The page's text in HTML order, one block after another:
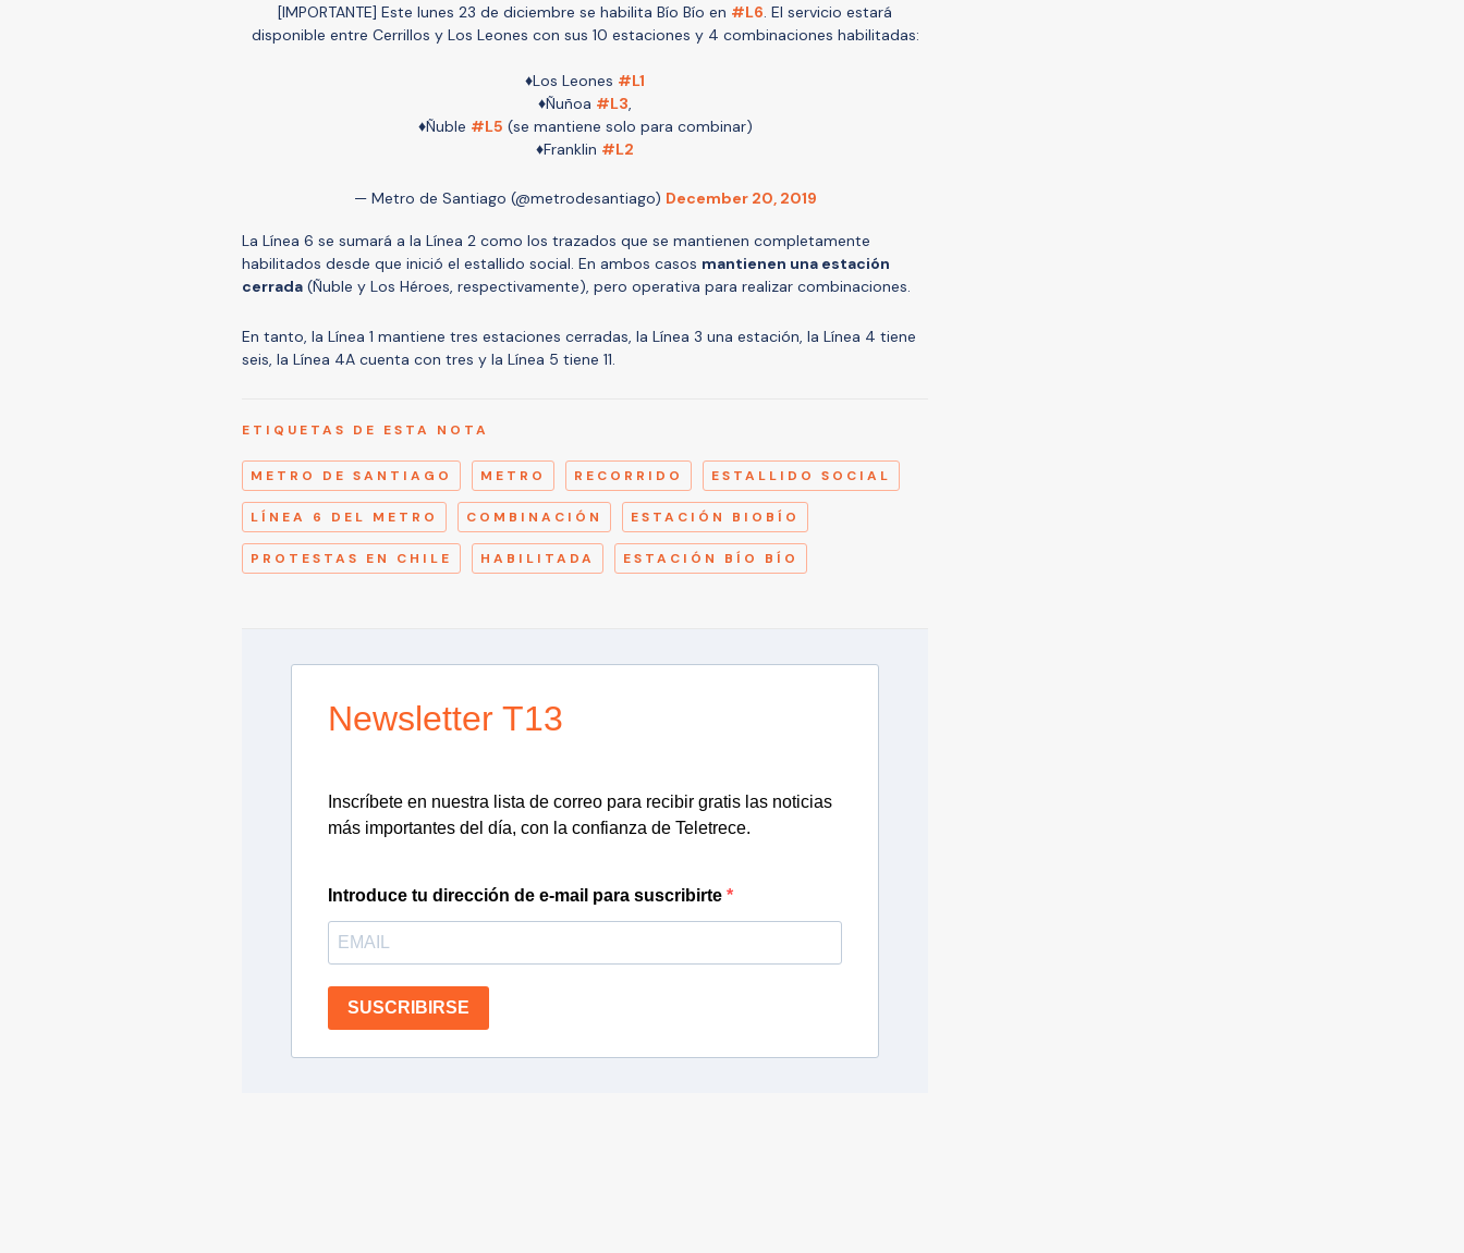
[IMPORTANTE] Este lunes 23 de diciembre se habilita Bío Bío en #L6. El servicio estará
disponible entre Cerrillos y Los Leones con sus 10 estaciones y 4 combinaciones habilitadas:
♦️Los Leones #L1
♦️Ñuñoa #L3,
♦️Ñuble #L5 (se mantiene solo para combinar)
♦️Franklin #L2
— Metro de Santiago (@metrodesantiago) December 20, 2019
La Línea 6 se sumará a la Línea 2 como los trazados que se mantienen completamente
habilitados desde que inició el estallido social. En ambos casos mantienen una estación
cerrada (Ñuble y Los Héroes, respectivamente), pero operativa para realizar combinaciones.
En tanto, la Línea 1 mantiene tres estaciones cerradas, la Línea 3 una estación, la Línea 4 tiene
seis, la Línea 4A cuenta con tres y la Línea 5 tiene 11.
ETIQUETAS DE ESTA NOTA
METRO DE SANTIAGO METRO RECORRIDO ESTALLIDO SOCIAL
LÍNEA 6 DEL METRO COMBINACIÓN ESTACIÓN BIOBÍO
PROTESTAS EN CHILE HABILITADA ESTACIÓN BÍO BÍO
Newsletter T13
Inscríbete en nuestra lista de correo para recibir gratis las noticias
más importantes del día, con la confianza de Teletrece.
Introduce tu dirección de e-mail para suscribirte
SUSCRIBIRSE